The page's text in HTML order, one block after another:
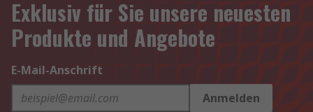
Exklusiv für Sie unsere neuesten
Produkte und Angebote
E-Mail-Anschrift
Anmelden